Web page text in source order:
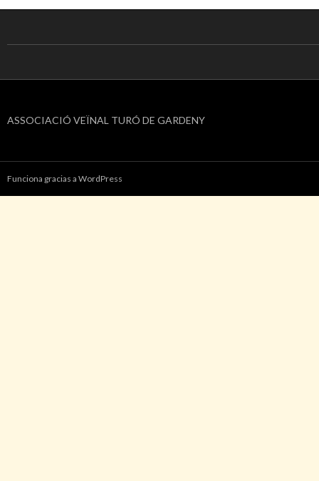
ASSOCIACIÓ VEÏNAL TURÓ DE GARDENY
Funciona gracias a WordPress